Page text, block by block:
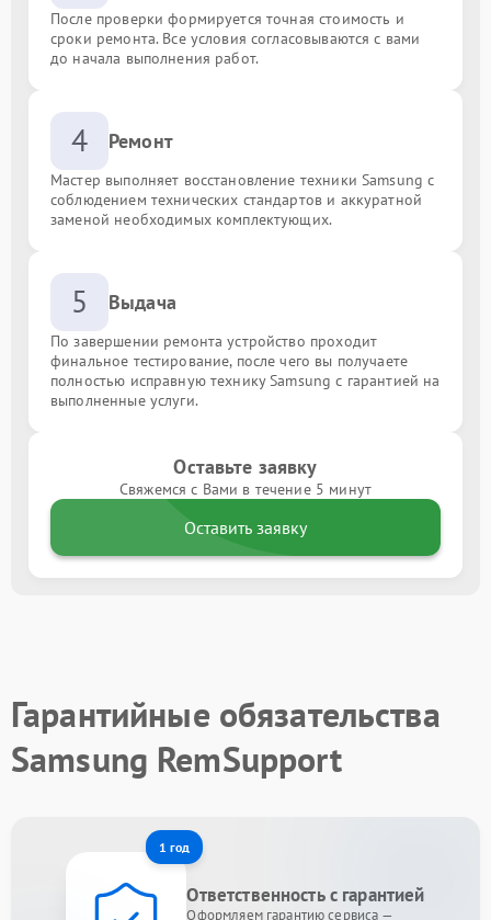
После проверки формируется точная стоимость и
сроки ремонта. Все условия согласовываются с вами
до начала выполнения работ.
4 Ремонт
Мастер выполняет восстановление техники Samsung с
соблюдением технических стандартов и аккуратной
заменой необходимых комплектующих.
5 Выдача
По завершении ремонта устройство проходит
финальное тестирование, после чего вы получаете
полностью исправную технику Samsung с гарантией на
выполненные услуги.
Оставьте заявку
Свяжемся с Вами в течение 5 минут
Оставить заявку
Гарантийные обязательства
Samsung RemSupport
1 год
Ответственность с гарантией
Оформляем гарантию сервиса —